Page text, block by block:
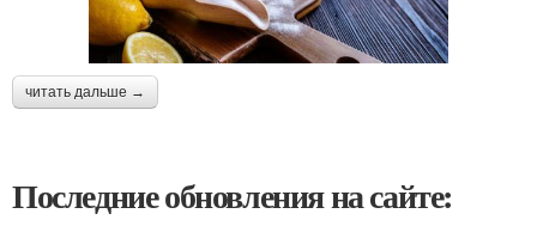
читать дальше →
Последние обновления на сайте: